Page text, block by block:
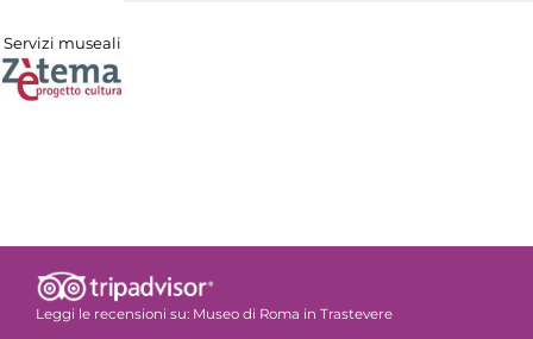
Servizi museali
Leggi le recensioni su: Museo di Roma in Trastevere